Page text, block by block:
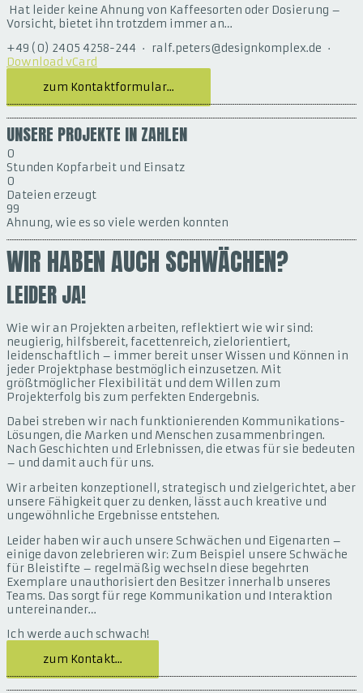
Hat leider keine Ahnung von Kaffeesorten oder Dosierung –
Vorsicht, bietet ihn trotzdem immer an…
+49 (0) 2405 4258-244 · ralf.peters@designkomplex.de ·
Download vCard
zum Kontaktformular...
UNSERE PROJEKTE IN ZAHLEN
0
Stunden Kopfarbeit und Einsatz
0
Dateien erzeugt
99
Ahnung, wie es so viele werden konnten
WIR HABEN AUCH SCHWÄCHEN?
LEIDER JA!
Wie wir an Projekten arbeiten, reflektiert wie wir sind:
neugierig, hilfsbereit, facettenreich, zielorientiert,
leidenschaftlich – immer bereit unser Wissen und Können in
jeder Projektphase bestmöglich einzusetzen. Mit
größtmöglicher Flexibilität und dem Willen zum
Projekterfolg bis zum perfekten Endergebnis.
Dabei streben wir nach funktionierenden Kommunikations-
Lösungen, die Marken und Menschen zusammenbringen.
Nach Geschichten und Erlebnissen, die etwas für sie bedeuten
– und damit auch für uns.
Wir arbeiten konzeptionell, strategisch und zielgerichtet, aber
unsere Fähigkeit quer zu denken, lässt auch kreative und
ungewöhnliche Ergebnisse entstehen.
Leider haben wir auch unsere Schwächen und Eigenarten –
einige davon zelebrieren wir: Zum Beispiel unsere Schwäche
für Bleistifte – regelmäßig wechseln diese begehrten
Exemplare unauthorisiert den Besitzer innerhalb unseres
Teams. Das sorgt für rege Kommunikation und Interaktion
untereinander…
Ich werde auch schwach!
zum Kontakt...